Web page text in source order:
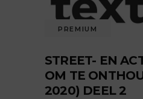
PREMIUM
STREET- EN
OM TE
2020) DEEL 2